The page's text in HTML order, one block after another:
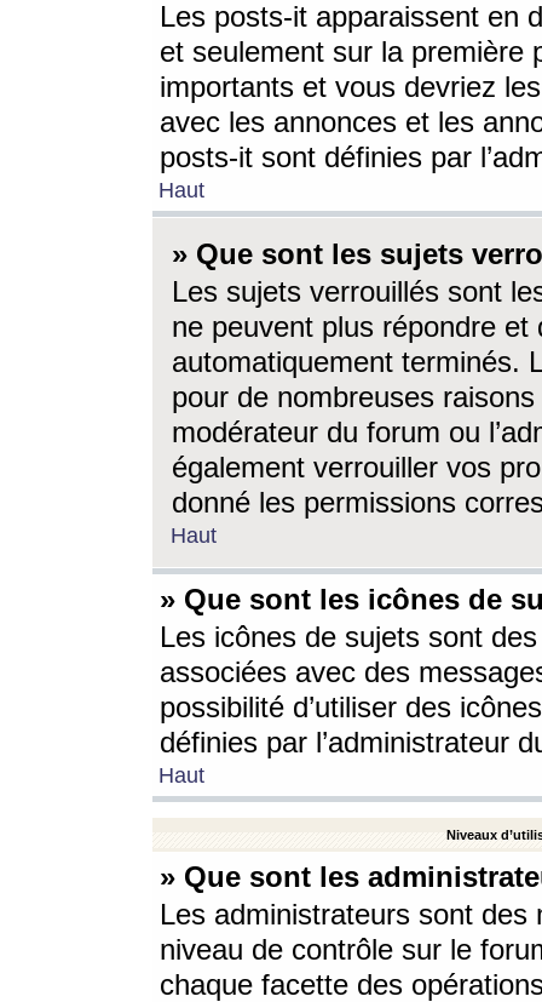
Les posts-it apparaissent en
et seulement sur la première
importants et vous devriez
avec les annonces et les
posts-it sont définies par
Haut
» Que sont les sujets
Les sujets verrouillés sont
ne peuvent plus répondre
automatiquement terminés.
pour de nombreuses
modérateur du forum ou
également verrouiller vos
donné les permissions
Haut
» Que sont les icônes de
Les icônes de sujets sont
associées avec des
possibilité d’utiliser des
définies par l’administrateur
Haut
Niveaux
» Que sont les
Les administrateurs sont
niveau de contrôle sur le
chaque facette des